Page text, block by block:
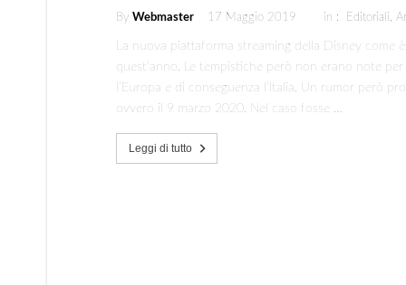
By Webmaster 17 Maggio 2019 in : Editoriali,
La nuova piattaforma streaming della Disney
quest’anno. Le tempistiche però non erano note
l’Europa e di conseguenza l’Italia. Un rumor però
ovvero il 9 marzo 2020. Nel caso fosse …
Leggi di tutto